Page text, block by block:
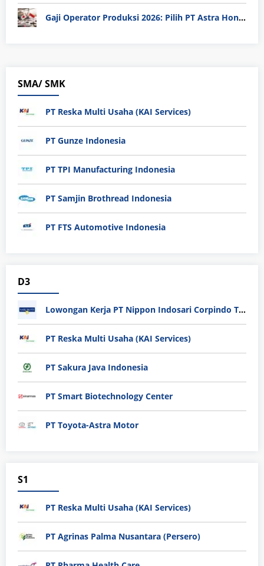
Gaji Operator Produksi 2026: Pilih PT Astra Honda Motor (AHM) atau Manufaktur di Jepang?
SMA/ SMK
PT Reska Multi Usaha (KAI Services)
PT Gunze Indonesia
PT TPI Manufacturing Indonesia
PT Samjin Brothread Indonesia
PT FTS Automotive Indonesia
D3
Lowongan Kerja PT Nippon Indosari Corpindo Tbk. Bulan Agustus 2026
PT Reska Multi Usaha (KAI Services)
PT Sakura Java Indonesia
PT Smart Biotechnology Center
PT Toyota-Astra Motor
S1
PT Reska Multi Usaha (KAI Services)
PT Agrinas Palma Nusantara (Persero)